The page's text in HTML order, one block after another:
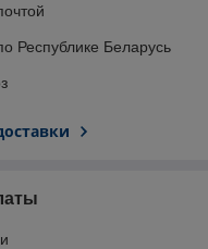
Республике Беларусь